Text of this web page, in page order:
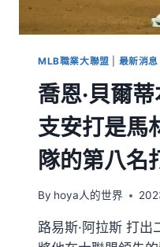
MLB職業大聯盟 最新消息
喬恩·貝爾
支安打是馬
隊的第八名
By hoya人的世界
路易斯·阿拉斯 打出